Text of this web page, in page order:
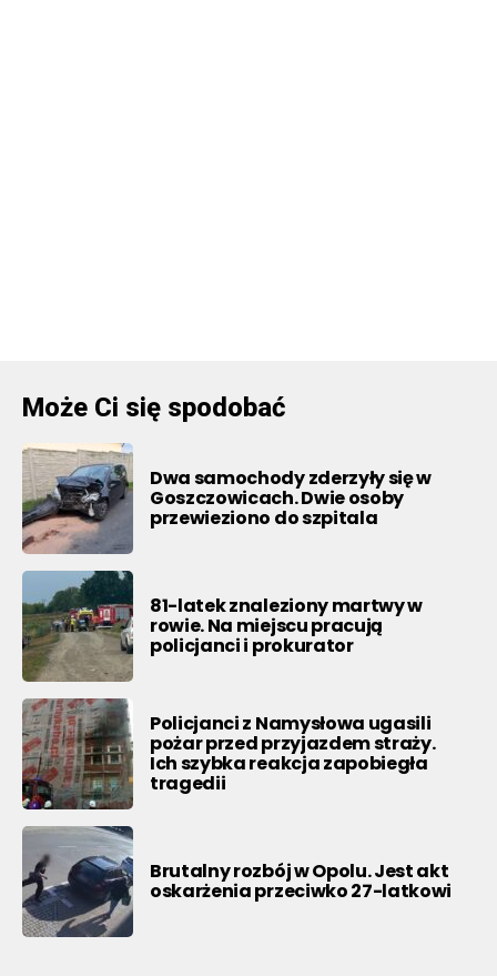
Może Ci się spodobać
Dwa samochody zderzyły się w
Goszczowicach. Dwie osoby
przewieziono do szpitala
81-latek znaleziony martwy w
rowie. Na miejscu pracują
policjanci i prokurator
Policjanci z Namysłowa ugasili
pożar przed przyjazdem straży.
Ich szybka reakcja zapobiegła
tragedii
Brutalny rozbój w Opolu. Jest akt
oskarżenia przeciwko 27-latkowi